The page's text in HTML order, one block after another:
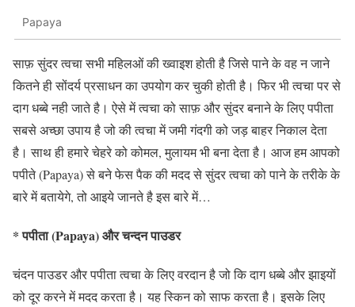
Papaya
साफ़ सुंदर त्वचा सभी महिलओं की ख्वाइश होती है जिसे पाने के वह न जाने
कितने ही सोंदर्य प्रसाधन का उपयोग कर चुकी होती है। फिर भी त्वचा पर से
दाग धब्बे नही जाते है। ऐसे में त्वचा को साफ़ और सुंदर बनाने के लिए पपीता
सबसे अच्छा उपाय है जो की त्वचा में जमी गंदगी को जड़ बाहर निकाल देता
है। साथ ही हमारे चेहरे को कोमल, मुलायम भी बना देता है। आज हम आपको
पपीते (Papaya) से बने फेस पैक की मदद से सुंदर त्वचा को पाने के तरीके के
बारे में बतायेगे, तो आइये जानते है इस बारे में…
* पपीता (Papaya) और चन्दन पाउडर
चंदन पाउडर और पपीता त्वचा के लिए वरदान है जो कि दाग धब्‍बे और झाइयों
को दूर करने में मदद करता है। यह स्‍किन को साफ करता है। इसके लिए